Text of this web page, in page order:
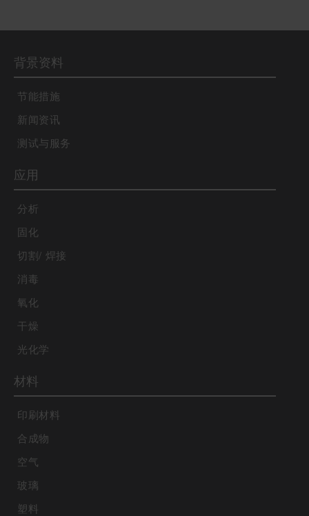
背景资料
节能措施
新闻资讯
测试与服务
应用
分析
固化
切割/ 焊接
消毒
氧化
干燥
光化学
材料
印刷材料
合成物
空气
玻璃
塑料